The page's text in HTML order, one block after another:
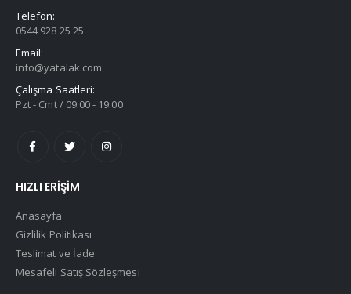
Telefon:
0544 928 25 25
Email:
info@yatalak.com
Çalışma Saatleri:
Pzt - Cmt / 09:00 - 19:00
HIZLI ERIŞIM
Anasayfa
Gizlilik Politikası
Teslimat ve İade
Mesafeli Satış Sözleşmesi